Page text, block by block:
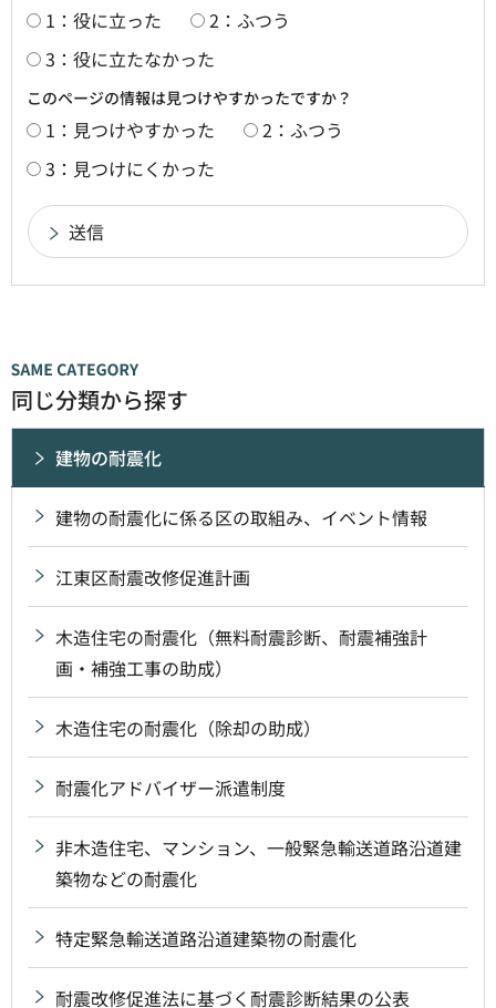
1：役に立った
2：ふつう
3：役に立たなかった
このページの情報は見つけやすかったですか？
1：見つけやすかった
2：ふつう
3：見つけにくかった
同じ分類から探す
建物の耐震化
建物の耐震化に係る区の取組み、イベント情報
江東区耐震改修促進計画
木造住宅の耐震化（無料耐震診断、耐震補強計
画・補強工事の助成）
木造住宅の耐震化（除却の助成）
耐震化アドバイザー派遣制度
非木造住宅、マンション、一般緊急輸送道路沿道建
築物などの耐震化
特定緊急輸送道路沿道建築物の耐震化
耐震改修促進法に基づく耐震診断結果の公表